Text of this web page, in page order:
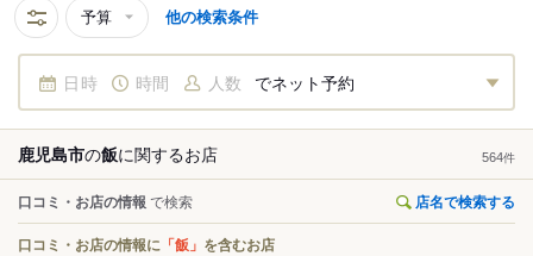
予算 他の検索条件
日時 時間 人数 でネット予約
鹿児島市の飯に関するお店 564件
口コミ・お店の情報 で検索 店名で検索する
口コミ・お店の情報に 「飯」 を含むお店